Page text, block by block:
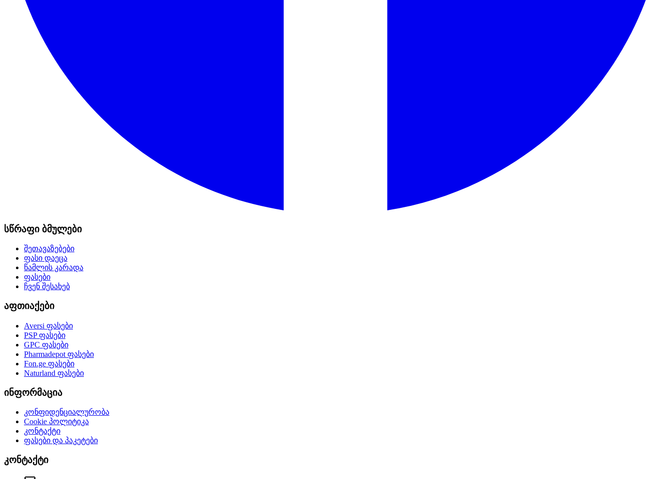
სწრაფი ბმულები
შეთავაზებები
ფასი დაეცა
წამლის კარადა
ფასები
ჩვენ შესახებ
აფთიაქები
Aversi ფასები
PSPფასები
GPC ფასები
Pharmadepot ფასები
Fon.ge ფასები
Naturland ფასები
ინფორმაცია
კონფიდენციალურობა
Cookie პოლიტიკა
კონტაქტი
ფასები და პაკეტები
კონტაქტი